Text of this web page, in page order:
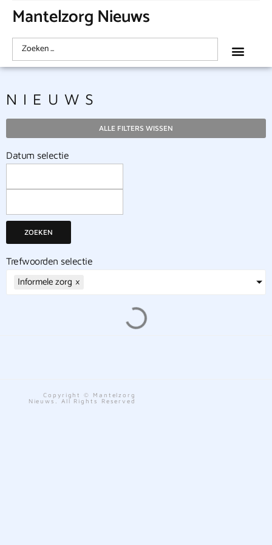
Mantelzorg Nieuws
NIEUWS
ALLE FILTERS WISSEN
Datum selectie
ZOEKEN
Trefwoorden selectie
Informele zorg ×
Copyright © Mantelzorg
Nieuws. All Rights Reserved